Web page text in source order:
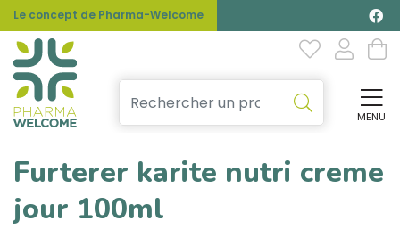
Le concept de Pharma-Welcome
MENU
Furterer karite nutri creme
jour 100ml